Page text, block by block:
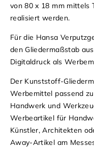
von 80 x 18 mm mittels
realisiert werden.
Für die Hansa
den Gliedermaßstab
Digitaldruck als
Der Kunststoff-
Werbemittel passend
Handwerk und
Werbeartikel für
Künstler, Architekten
Away-Artikel am